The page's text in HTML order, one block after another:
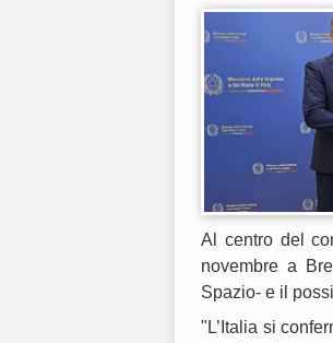
Al centro del
novembre a
Spazio- e il
"L’Italia si